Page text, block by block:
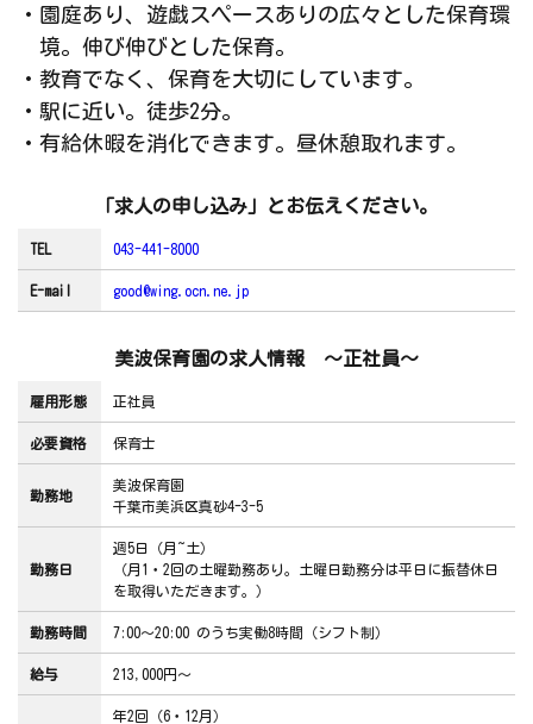
・園庭あり、遊戯スペースありの広々とした保育環
境。伸び伸びとした保育。
・教育でなく、保育を大切にしています。
・駅に近い。徒歩2分。
・有給休暇を消化できます。昼休憩取れます。
「求人の申し込み」とお伝えください。
TEL 043-441-8000
E-mail good@wing.ocn.ne.jp
美波保育園の求人情報 ～正社員～
雇用形態 正社員
必要資格 保育士
勤務地
美波保育園
千葉市美浜区真砂4-3-5
勤務日
週5日（月~土）
（月1・2回の土曜勤務あり。土曜日勤務分は平日に振替休日
を取得いただきます。）
勤務時間 7:00～20:00 のうち実働8時間（シフト制）
給与 213,000円～
年2回（6・12月）